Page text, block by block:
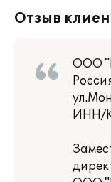
Отзыв
ООО
ИНН/